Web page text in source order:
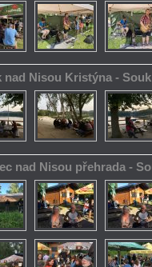
nad Nisou Kristýna -
nad Nisou přehrada -